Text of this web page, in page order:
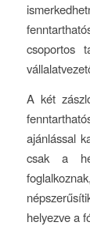
csoportos
A két
ajánlással
csak a
helyezve a